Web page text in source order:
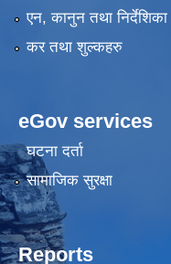
एन, कानुन तथा निर्देशिका
कर तथा शुल्कहरु
eGov services
घटना दर्ता
सामाजिक सुरक्षा
Reports